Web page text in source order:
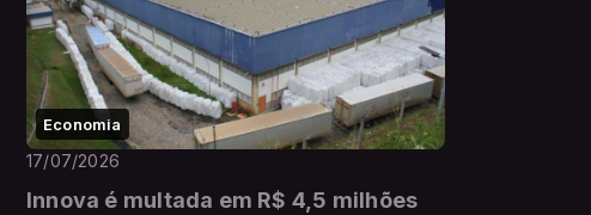
Economia
17/07/2026
Innova é multada em R$ 4,5 milhões